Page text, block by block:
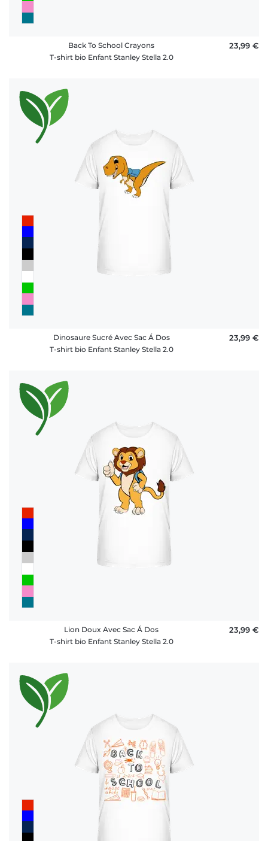
Back To School Crayons
T-shirt bio Enfant Stanley Stella 2.0
23,99 €
Dinosaure Sucré Avec Sac Á Dos
T-shirt bio Enfant Stanley Stella 2.0
23,99 €
Lion Doux Avec Sac Á Dos
T-shirt bio Enfant Stanley Stella 2.0
23,99 €